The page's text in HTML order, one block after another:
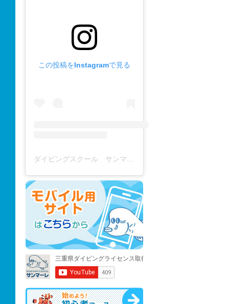
この投稿をInstagramで見る
ダイビングスクール サンマーレ / diving school(@diving_school_sanmare)がシェアした投稿